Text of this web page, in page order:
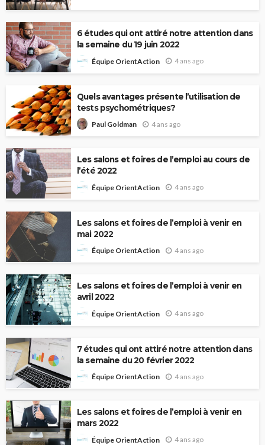
6 études qui ont attiré notre attention dans
la semaine du 19 juin 2022
Équipe OrientAction 4 ans ago
Quels avantages présente l’utilisation de
tests psychométriques?
Paul Goldman 4 ans ago
Les salons et foires de l’emploi au cours de
l’été 2022
Équipe OrientAction 4 ans ago
Les salons et foires de l’emploi à venir en
mai 2022
Équipe OrientAction 4 ans ago
Les salons et foires de l’emploi à venir en
avril 2022
Équipe OrientAction 4 ans ago
7 études qui ont attiré notre attention dans
la semaine du 20 février 2022
Équipe OrientAction 4 ans ago
Les salons et foires de l’emploi à venir en
mars 2022
Équipe OrientAction 4 ans ago